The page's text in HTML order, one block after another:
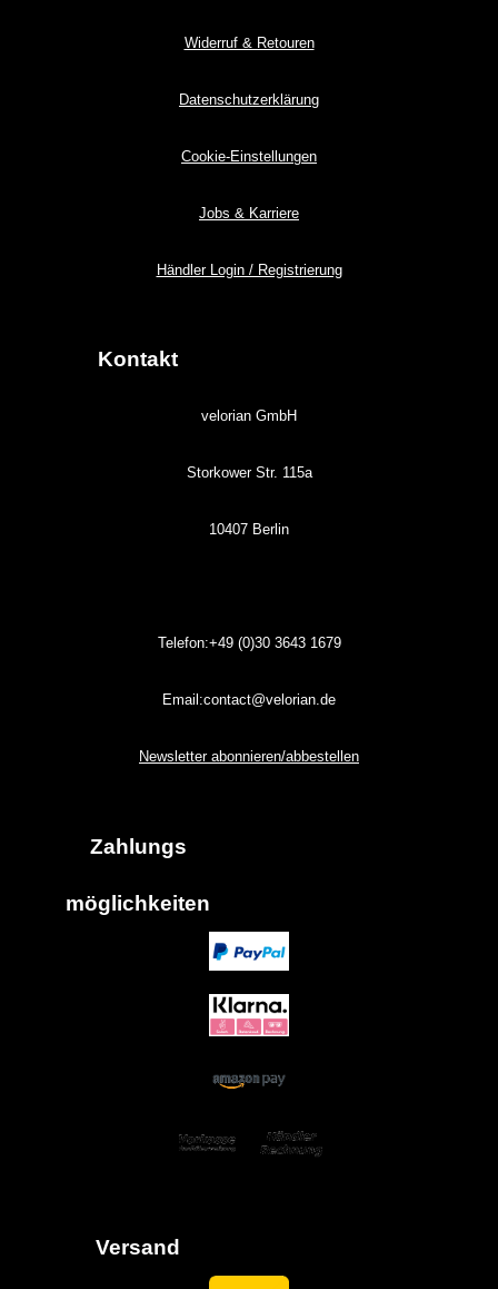
Widerruf & Retouren
Datenschutzerklärung
Cookie-Einstellungen
Jobs & Karriere
Händler Login / Registrierung
Kontakt
velorian GmbH
Storkower Str. 115a
10407 Berlin
Telefon:+49 (0)3036431679
Email:contact@velorian.de
Newsletter abonnieren/abbestellen
Zahlungs
möglichkeiten
Versand